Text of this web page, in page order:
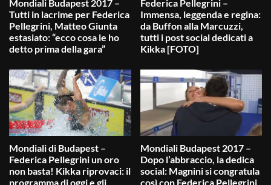
Mondiali Budapest 2017 –
Tutti in lacrime per Federica
Pellegrini, Matteo Giunta
estasiato: “ecco cosa le ho
detto prima della gara”
Federica Pellegrini –
Immensa, leggenda e regina:
da Buffon alla Marcuzzi,
tutti i post social dedicati a
Kikka [FOTO]
Mondiali di Budapest –
Federica Pellegrini un oro
non basta! Kikka riprovaci: il
programma di oggi e gli
Mondiali Budapest 2017 –
Dopo l’abbraccio, la dedica
social: Magnini si congratula
così con Federica Pellegrini